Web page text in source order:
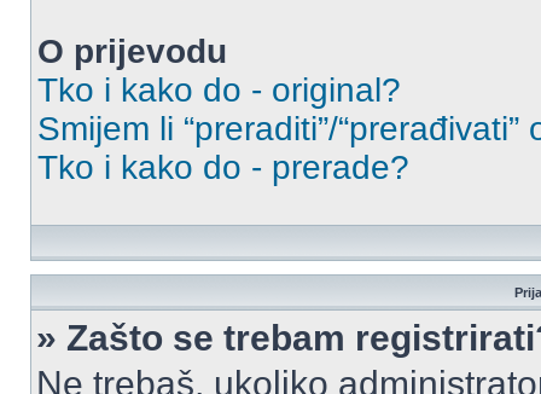
O prijevodu
Tko i kako do - original?
Smijem li “preraditi”/
Tko i kako do - prerade?
» Zašto se trebam
Ne trebaš, ukoliko